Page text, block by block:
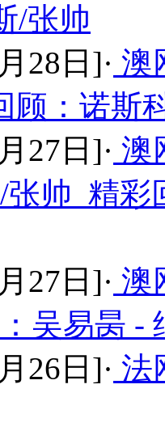
/张帅
28日]· 澳
顾：诺斯
27日]· 澳
张帅 精彩
27日]· 澳
吴易昺 -
26日]· 法